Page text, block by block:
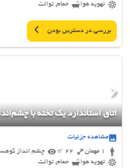
تهویه هوا
حمام, توالت
بررسی در دسترس بودن
اتاق استاندارد یک تخته با
مشاهده جزئیات
1 مهمان
22 ㎡ چشم انداز
تهویه هوا
حمام, توالت